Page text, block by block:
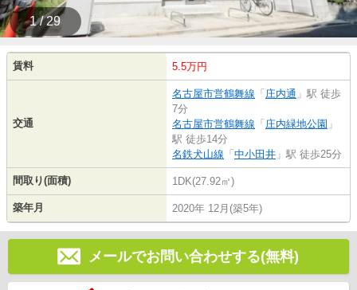
1 / 29
賃料 5.5万円
交通
名古屋市営鶴舞線 「 庄内通 」駅 徒歩
7分
名古屋市営鶴舞線 「 庄内緑地公園 」
駅 徒歩14分
名鉄犬山線 「 中小田井 」駅 徒歩25分
間取り(面積) 1DK(27.92㎡)
築年月 2020年 12月(築5年)
メールでお問い合わせする(無料)